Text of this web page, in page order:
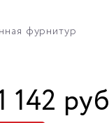
фурнитур
142 руб